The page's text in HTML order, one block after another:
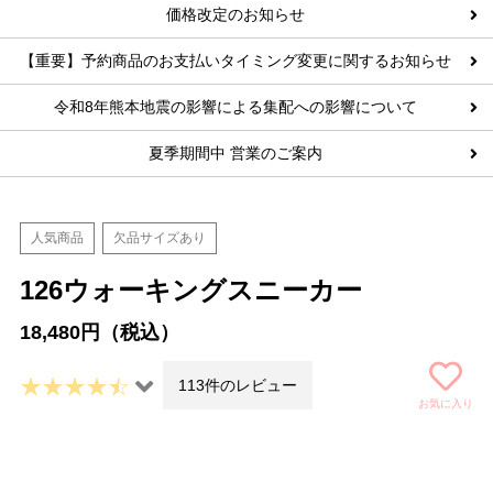
価格改定のお知らせ
【重要】予約商品のお支払いタイミング変更に関するお知らせ
令和8年熊本地震の影響による集配への影響について
夏季期間中 営業のご案内
人気商品 欠品サイズあり
126ウォーキングスニーカー
18,480円（税込）
113件のレビュー
お気に入り